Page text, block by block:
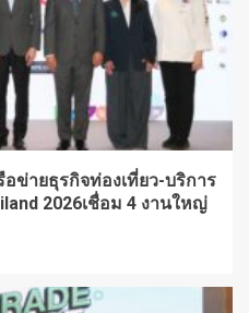
ข่ายธุรกิจท่องเที่ยว-บริการ
2026เชื่อม 4 งานใหญ่